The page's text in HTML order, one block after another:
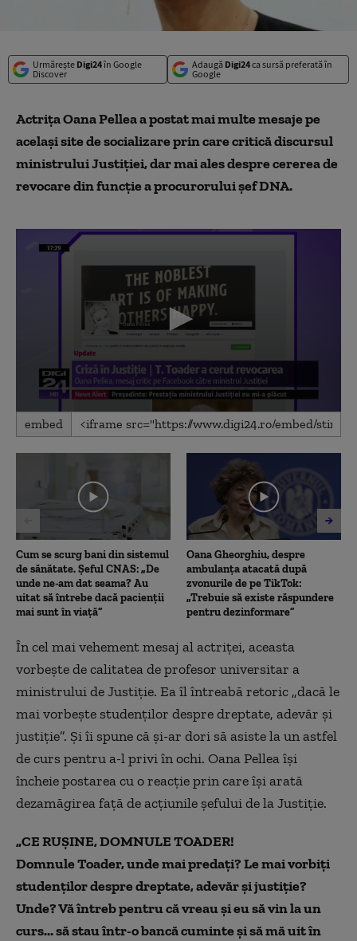
Urmărește Digi24în Google
Discover
Adaugă Digi24ca sursă preferată în
Google
Actriţa Oana Pellea a postat mai multe mesaje pe
acelaşi site de socializare prin care critică discursul
ministrului Justiţiei, dar mai ales despre cererea de
revocare din funcţie a procurorului şef DNA.
0
seconds
36
embed
Cum se scurg bani din sistemul
de sănătate. Șeful CNAS: „De
unde ne-am dat seama? Au
uitat să întrebe dacă pacienții
mai sunt în viață”
Oana Gheorghiu, despre
ambulanța atacată după
zvonurile de pe TikTok:
„Trebuie să existe răspundere
pentru dezinformare”
În cel mai vehement mesaj al actriţei, aceasta
vorbește de calitatea de profesor universitar a
ministrului de Justiţie. Ea îl întreabă retoric „dacă le
mai vorbeşte studenţilor despre dreptate, adevăr şi
justiţie”. Şi îi spune că şi-ar dori să asiste la un astfel
de curs pentru a-l privi în ochi. Oana Pellea îşi
încheie postarea cu o reacţie prin care își arată
dezamăgirea faţă de acţiunile şefului de la Justiţie.
„CE RUȘINE, DOMNULE TOADER!
Domnule Toader, unde mai predați? Le mai vorbiți
studenților despre dreptate, adevăr și justiție?
Unde? Vă întreb pentru că vreau și eu să vin la un
curs... să stau într-o bancă cuminte și să mă uit în